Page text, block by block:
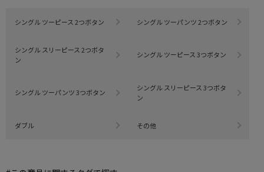
シングル ツーピース 2つボタン シングル ツーパンツ 2つボタン
シングル スリーピース 2つボタ
ン
シングル ツーピース 3つボタン
シングル ツーパンツ 3つボタン
シングル スリーピース 3つボタ
ン
ダブル その他